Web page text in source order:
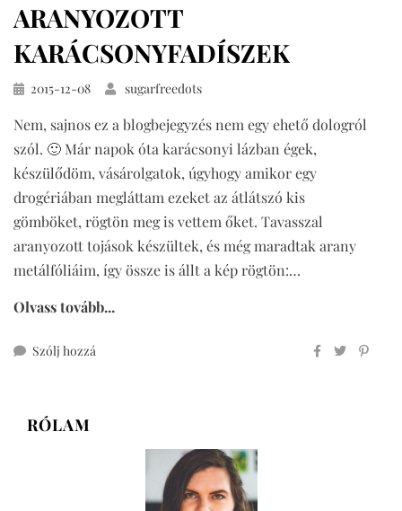
ARANYOZOTT
KARÁCSONYFADÍSZEK
Közzétéve
2015-12-08 sugarfreedots
Nem, sajnos ez a blogbejegyzés nem egy ehető dologról
szól. 🙂 Már napok óta karácsonyi lázban égek,
készülődöm, vásárolgatok, úgyhogy amikor egy
drogériában megláttam ezeket az átlátszó kis
gömböket, rögtön meg is vettem őket. Tavasszal
aranyozott tojások készültek, és még maradtak arany
metálfóliáim, így össze is állt a kép rögtön:…
Olvass tovább...
Szólj hozzá
RÓLAM